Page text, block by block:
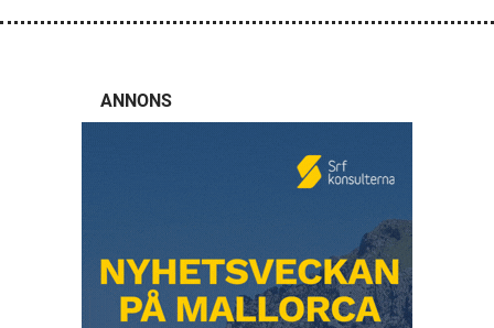
ANNONS